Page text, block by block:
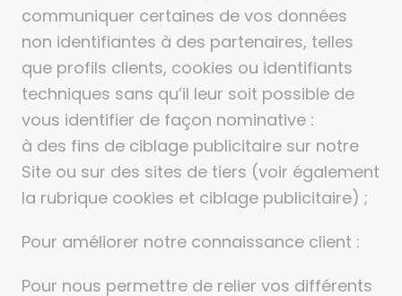
communiquer certaines de vos données
non identifiantes à des partenaires, telles
que profils clients, cookies ou identifiants
techniques sans qu’il leur soit possible de
vous identifier de façon nominative :
à des fins de ciblage publicitaire sur notre
Site ou sur des sites de tiers (voir également
la rubrique cookies et ciblage publicitaire) ;
Pour améliorer notre connaissance client :
Pour nous permettre de relier vos différents